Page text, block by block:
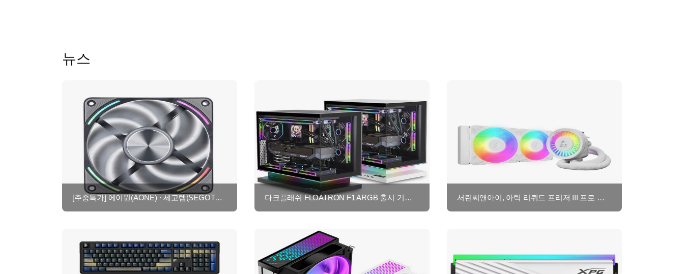
뉴스
[주중특가] 에이원(AONE) · 세고텝(SEGOTEP) 쿨링팬 주중 5일 한정 특가 및 다크플래쉬 FLOATRON F1 ARGB 출시 기념 유튜브 구독 댓글 이벤트 서린씨앤아이, 아틱 리퀴드 프리저 III 프로 시리즈 구매 고객 대상 프로모션 진행